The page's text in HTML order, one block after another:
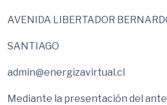
AVENIDA LIBERTADOR
SANTIAGO
admin@energizavirtual.cl
Mediante la presentación del